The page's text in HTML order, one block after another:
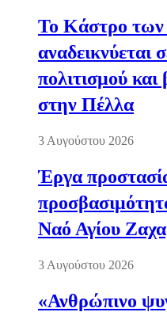
Το Κάστρο
αναδεικνύεται
πολιτισμού
στην Πέλλα
3 Αυγούστου 2026
Έργα
Ναό Αγίου
3 Αυγούστου 2026
«Ανθρώπινο